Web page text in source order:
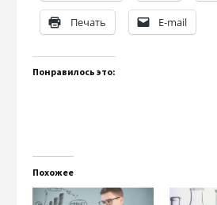
Печать E-mail
Понравилось это:
Похожее